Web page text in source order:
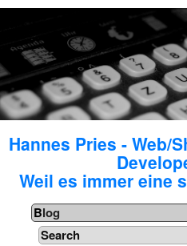
Hannes Pries - Web/
Weil es immer eine
Blog
Search